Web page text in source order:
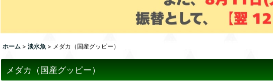
ホーム > 淡水魚 > メダカ（国産グッピー）
メダカ（国産グッピー）